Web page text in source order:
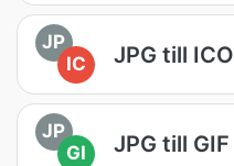
JP
IC
JPG till ICO
JP
GI
JPG till GIF